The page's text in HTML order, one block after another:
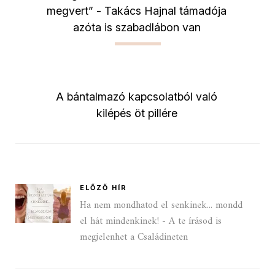
megvert” - Takács Hajnal támadója
azóta is szabadlábon van
A bántalmazó kapcsolatból való
kilépés öt pillére
ELŐZŐ HÍR
Ha nem mondhatod el senkinek... mondd
el hát mindenkinek! - A te írásod is
megjelenhet a Családineten